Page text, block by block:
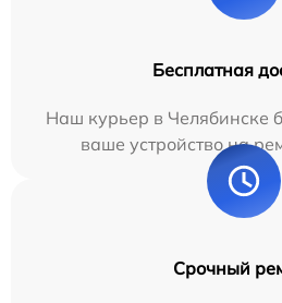
Бесплатная
Наш курьер в Челябинске
ваше устройство на
Срочный